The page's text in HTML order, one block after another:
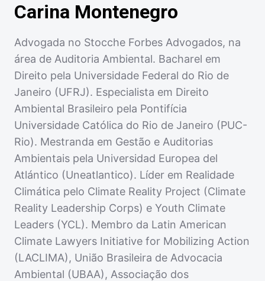
Carina Montenegro
Advogada no Stocche Forbes Advogados, na
área de Auditoria Ambiental. Bacharel em
Direito pela Universidade Federal do Rio de
Janeiro (UFRJ). Especialista em Direito
Ambiental Brasileiro pela Pontifícia
Universidade Católica do Rio de Janeiro (PUC-
Rio). Mestranda em Gestão e Auditorias
Ambientais pela Universidad Europea del
Atlántico (Uneatlantico). Líder em Realidade
Climática pelo Climate Reality Project (Climate
Reality Leadership Corps) e Youth Climate
Leaders (YCL). Membro da Latin American
Climate Lawyers Initiative for Mobilizing Action
(LACLIMA), União Brasileira de Advocacia
Ambiental (UBAA), Associação dos